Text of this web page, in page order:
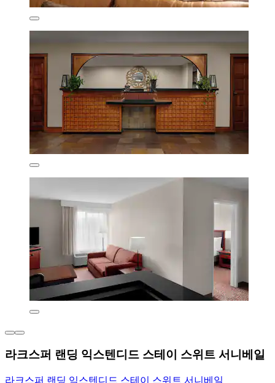
라크스퍼 랜딩 익스텐디드 스테이 스위트 서니베일
라크스퍼 랜딩 익스텐디드 스테이 스위트 서니베일